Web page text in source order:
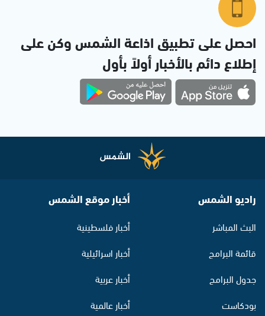
احصل على تطبيق اذاعة الشمس وكن على
إطلاع دائم بالأخبار أولاً بأول
راديو الشمس
البث المباشر
قائمة البرامج
جدول البرامج
بودكاست
أخبار موقع الشمس
أخبار فلسطينية
أخبار اسرائيلية
أخبار عربية
أخبار عالمية